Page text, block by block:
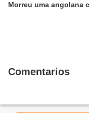
Morreu uma angolana
Comentarios